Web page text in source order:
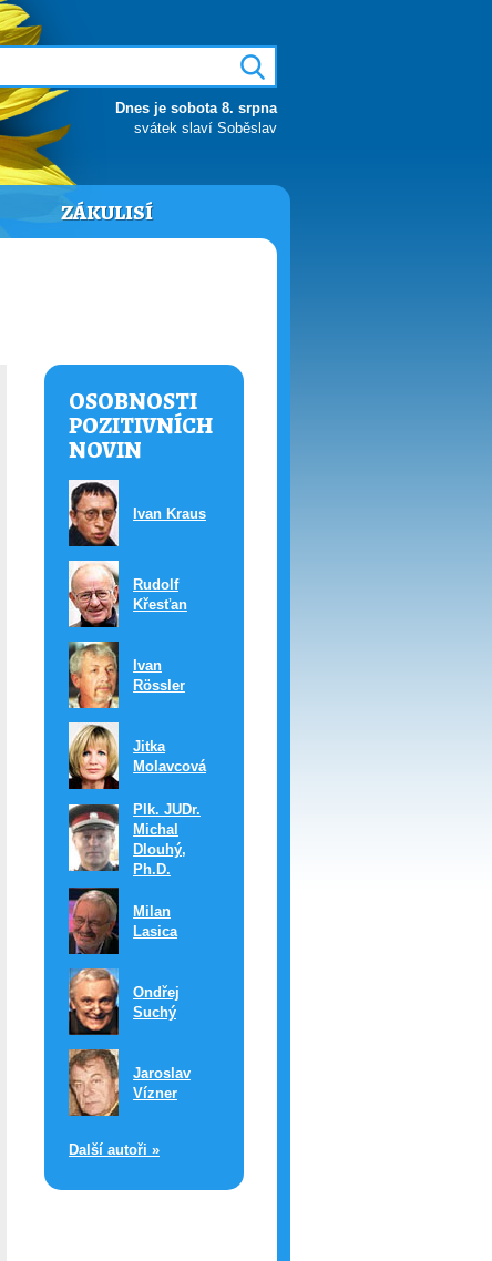
Dnes je sobota 8. srpna
svátek slaví Soběslav
ZÁKULISÍ
OSOBNOSTI
POZITIVNÍCH
NOVIN
Ivan Kraus
Rudolf
Křesťan
Ivan
Rössler
Jitka
Molavcová
Plk. JUDr.
Michal
Dlouhý,
Ph.D.
Milan
Lasica
Ondřej
Suchý
Jaroslav
Vízner
Další autoři »